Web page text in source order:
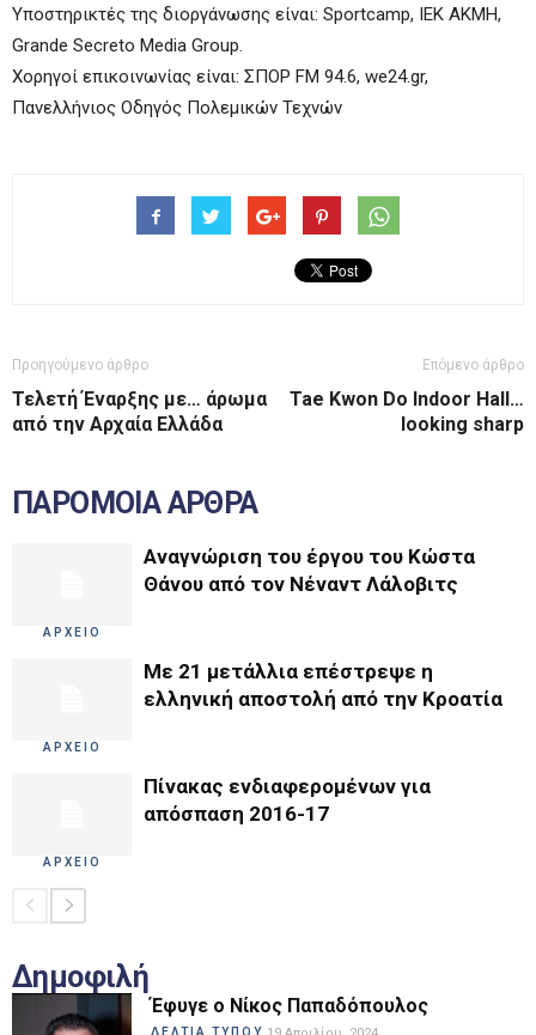
Υποστηρικτές της διοργάνωσης είναι: Sportcamp, ΙΕΚ ΑΚΜΗ,
Grande Secreto Media Group.
Χορηγοί επικοινωνίας είναι: ΣΠΟΡ FM 94.6, we24.gr,
Πανελλήνιος Οδηγός Πολεμικών Τεχνών
Προηγούμενο άρθρο
Τελετή Έναρξης με… άρωμα
από την Αρχαία Ελλάδα
Επόμενο άρθρο
Tae Kwon Do Indoor Hall…
looking sharp
ΠΑΡΟΜΟΙΑ ΑΡΘΡΑ
ΑΡΧΕΙΟ
Αναγνώριση του έργου του Κώστα
Θάνου από τον Νέναντ Λάλοβιτς
ΑΡΧΕΙΟ
Με 21 μετάλλια επέστρεψε η
ελληνική αποστολή από την Κροατία
ΑΡΧΕΙΟ
Πίνακας ενδιαφερομένων για
απόσπαση 2016-17
Δημοφιλή
Έφυγε ο Νίκος Παπαδόπουλος
ΔΕΛΤΙΑ ΤΥΠΟΥ